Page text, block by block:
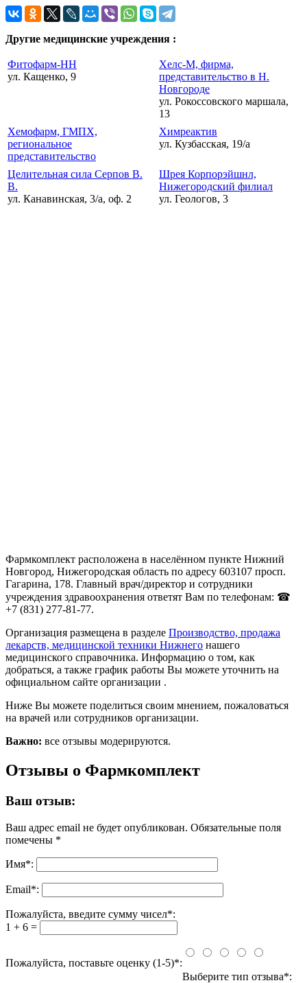
Другие медицинские учреждения :
Фитофарм-НН
ул. Кащенко, 9
Хелс-М, фирма,
представительство в Н.
Новгороде
ул. Рокоссовского маршала,
13
Хемофарм, ГМПХ,
региональное
представительство
Химреактив
ул. Кузбасская, 19/а
Целительная сила Серпов В.
В.
ул. Канавинская, 3/а, оф. 2
Шрея Корпорэйшнл,
Нижегородский филиал
ул. Геологов, 3
Фармкомплект расположена в населённом пункте Нижний
Новгород, Нижегородская область по адресу 603107 просп.
Гагарина, 178. Главный врач/директор и сотрудники
учреждения здравоохранения ответят Вам по телефонам: ☎
+7 (831) 277-81-77.
Организация размещена в разделе Производство, продажа
лекарств, медицинской техники Нижнего нашего
медицинского справочника. Информацию о том, как
добраться, а также график работы Вы можете уточнить на
официальном сайте организации .
Ниже Вы можете поделиться своим мнением, пожаловаться
на врачей или сотрудников организации.
Важно: все отзывы модерируются.
Отзывы о Фармкомплект
Ваш отзыв:
Ваш адрес email не будет опубликован. Обязательные поля
помечены *
Имя*:
Email*:
Пожалуйста, введите сумму чисел*:
1 + 6 =
Пожалуйста, поставьте оценку (1-5)*:
Выберите тип отзыва*: